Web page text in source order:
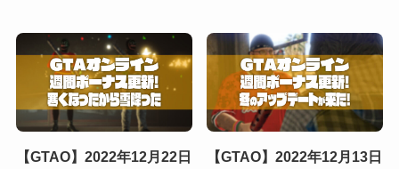
【GTAO】2022年12月22日
【GTAO】2022年12月13日